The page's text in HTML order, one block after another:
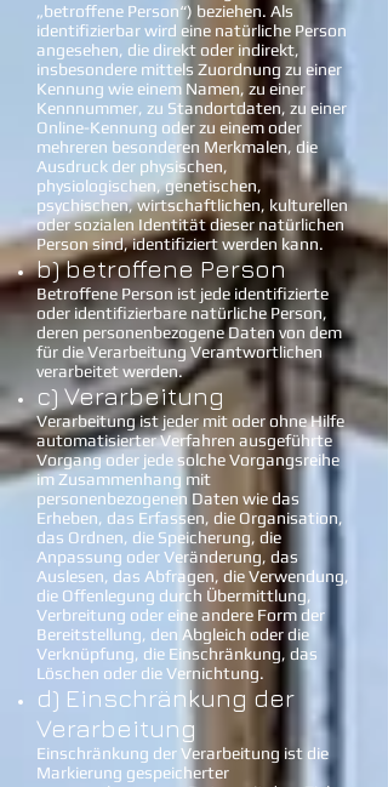
„betroffene Person“) beziehen. Als
identifizierbar wird eine natürliche Person
angesehen, die direkt oder indirekt,
insbesondere mittels Zuordnung zu einer
Kennung wie einem Namen, zu einer
Kennnummer, zu Standortdaten, zu einer
Online-Kennung oder zu einem oder
mehreren besonderen Merkmalen, die
Ausdruck der physischen,
physiologischen, genetischen,
psychischen, wirtschaftlichen, kulturellen
oder sozialen Identität dieser natürlichen
Person sind, identifiziert werden kann.
b) betroffene Person
Betroffene Person ist jede identifizierte
oder identifizierbare natürliche Person,
deren personenbezogene Daten von dem
für die Verarbeitung Verantwortlichen
verarbeitet werden.
c) Verarbeitung
Verarbeitung ist jeder mit oder ohne Hilfe
automatisierter Verfahren ausgeführte
Vorgang oder jede solche Vorgangsreihe
im Zusammenhang mit
personenbezogenen Daten wie das
Erheben, das Erfassen, die Organisation,
das Ordnen, die Speicherung, die
Anpassung oder Veränderung, das
Auslesen, das Abfragen, die Verwendung,
die Offenlegung durch Übermittlung,
Verbreitung oder eine andere Form der
Bereitstellung, den Abgleich oder die
Verknüpfung, die Einschränkung, das
Löschen oder die Vernichtung.
d) Einschränkung der
Verarbeitung
Einschränkung der Verarbeitung ist die
Markierung gespeicherter